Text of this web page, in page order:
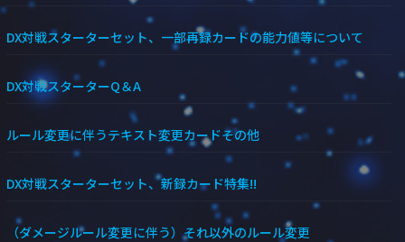
DX対戦スターターセット、一部再録カードの能力値等について
DX対戦スターターQ＆A
ルール変更に伴うテキスト変更カードその他
DX対戦スターターセット、新録カード特集!!
（ダメージルール変更に伴う）それ以外のルール変更